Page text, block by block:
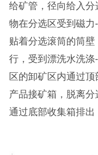
给矿管，径向给入
物在分选区受到磁
贴着分选滚筒的筒
行，受到漂洗水洗
区的卸矿区内通过
产品接矿箱，脱离
通过底部收集箱排出